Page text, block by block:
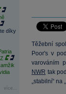
díky
více...
Těžební
Poor's v
varováním
NWR tak
„stabilní“ na